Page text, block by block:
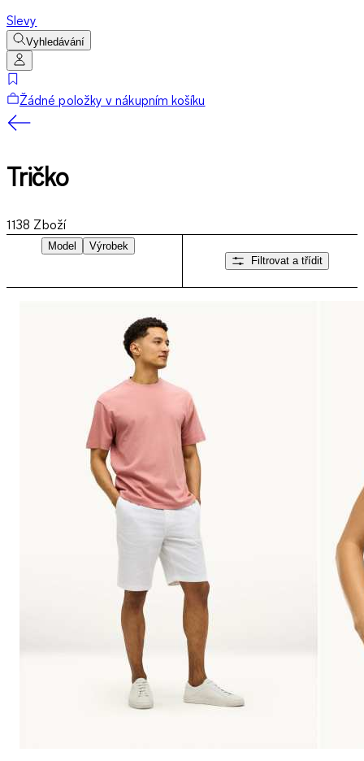
Slevy
Vyhledávání
Žádné položky v nákupním košíku
Tričko
1138 Zboží
Model
Výrobek
Filtrovat a třídit